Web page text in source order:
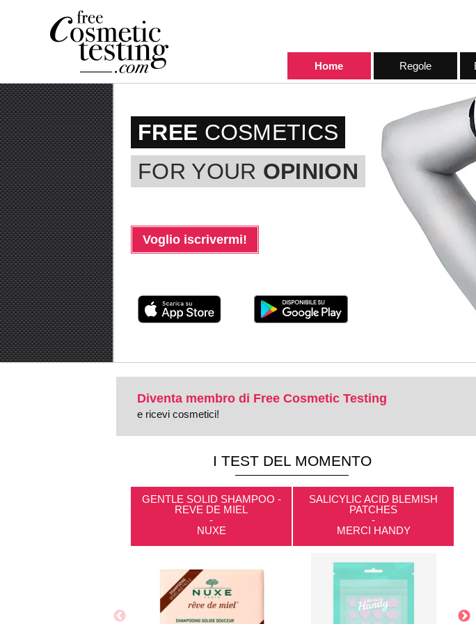
Home Regole
FREE COSMETICS
FOR YOUR OPINION
Voglio iscrivermi!
Diventa membro di Free Cosmetic Testing
e ricevi cosmetici!
I TEST DEL MOMENTO
GENTLE SOLID SHAMPOO -
REVE DE MIEL
-
NUXE
SALICYLIC ACID BLEMISH
PATCHES
-
MERCI HANDY